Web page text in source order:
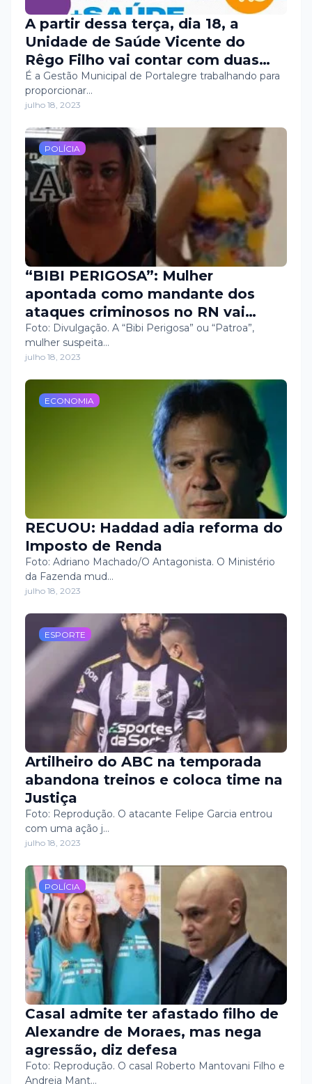
A partir dessa terça, dia 18, a
Unidade de Saúde Vicente do
Rêgo Filho vai contar com duas
equipes de saúde bucal,
atendendo em horário estendido,
das 7h às 19h, a fim de garantir
cuidados odontológicos acessíveis
e de qualidade para todos os
portalegrenses.
É a Gestão Municipal de Portalegre trabalhando para
proporcionar…
julho 18, 2023
POLÍCIA
“BIBI PERIGOSA”: Mulher
apontada como mandante dos
ataques criminosos no RN vai
cumprir pena em Caicó
Foto: Divulgação. A “Bibi Perigosa” ou “Patroa”,
mulher suspeita…
julho 18, 2023
ECONOMIA
RECUOU: Haddad adia reforma do
Imposto de Renda
Foto: Adriano Machado/O Antagonista. O Ministério
da Fazenda mud…
julho 18, 2023
ESPORTE
Artilheiro do ABC na temporada
abandona treinos e coloca time na
Justiça
Foto: Reprodução. O atacante Felipe Garcia entrou
com uma ação j…
julho 18, 2023
POLÍCIA
Casal admite ter afastado filho de
Alexandre de Moraes, mas nega
agressão, diz defesa
Foto: Reprodução. O casal Roberto Mantovani Filho e
Andreia Mant…